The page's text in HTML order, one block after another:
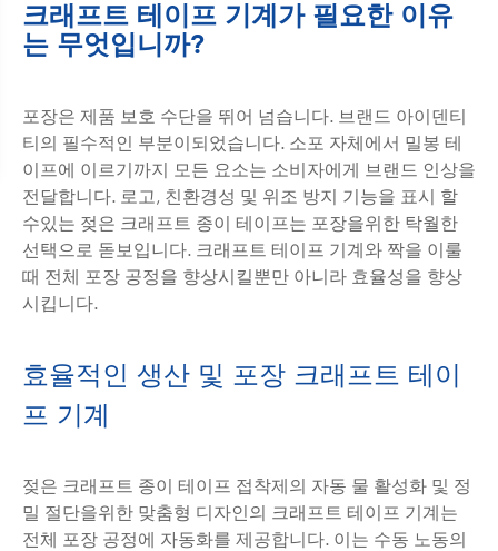
크래프트 테이프 기계가 필요한 이유
는 무엇입니까?
포장은 제품 보호 수단을 뛰어 넘습니다. 브랜드 아이덴티
티의 필수적인 부분이되었습니다. 소포 자체에서 밀봉 테
이프에 이르기까지 모든 요소는 소비자에게 브랜드 인상을
전달합니다. 로고, 친환경성 및 위조 방지 기능을 표시 할
수있는 젖은 크래프트 종이 테이프는 포장을위한 탁월한
선택으로 돋보입니다. 크래프트 테이프 기계와 짝을 이룰
때 전체 포장 공정을 향상시킬뿐만 아니라 효율성을 향상
시킵니다.
효율적인 생산 및 포장 크래프트 테이
프 기계
젖은 크래프트 종이 테이프 접착제의 자동 물 활성화 및 정
밀 절단을위한 맞춤형 디자인의 크래프트 테이프 기계는
전체 포장 공정에 자동화를 제공합니다. 이는 수동 노동의